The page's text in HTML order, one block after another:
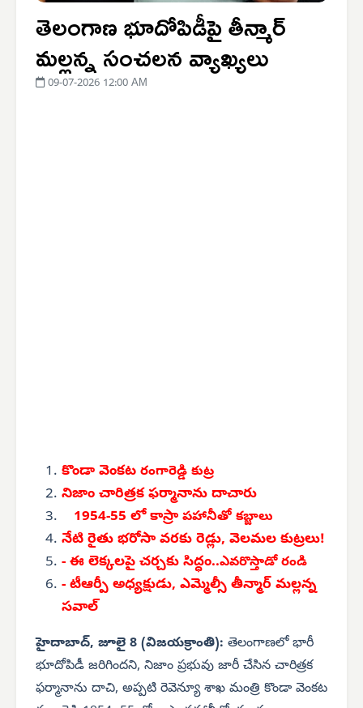
తెలంగాణ భూదోపిడీపై తీన్మార్
మల్లన్న సంచలన వ్యాఖ్యలు
09-07-2026 12:00 AM
కొండా వెంకట రంగారెడ్డి కుట్ర
నిజాం చారిత్రక ఫర్మానాను దాచారు
1954-55 లో కాస్రా పహానీతో కబ్జాలు
నేటి రైతు భరోసా వరకు రెడ్లు, వెలమల కుట్రలు!
- ఈ లెక్కలపై చర్చకు సిద్ధం..ఎవరొస్తాడో రండి
- టీఆర్పీ అధ్యక్షుడు, ఎమ్మెల్సీ తీన్మార్ మల్లన్న
సవాల్
హైదాబాద్, జూలై 8 (విజయక్రాంతి): తెలంగాణలో భారీ
భూదోపిడీ జరిగిందని, నిజాం ప్రభువు జారీ చేసిన చారిత్రక
ఫర్మానాను దాచి, అప్పటి రెవెన్యూ శాఖ మంత్రి కొండా వెంకట